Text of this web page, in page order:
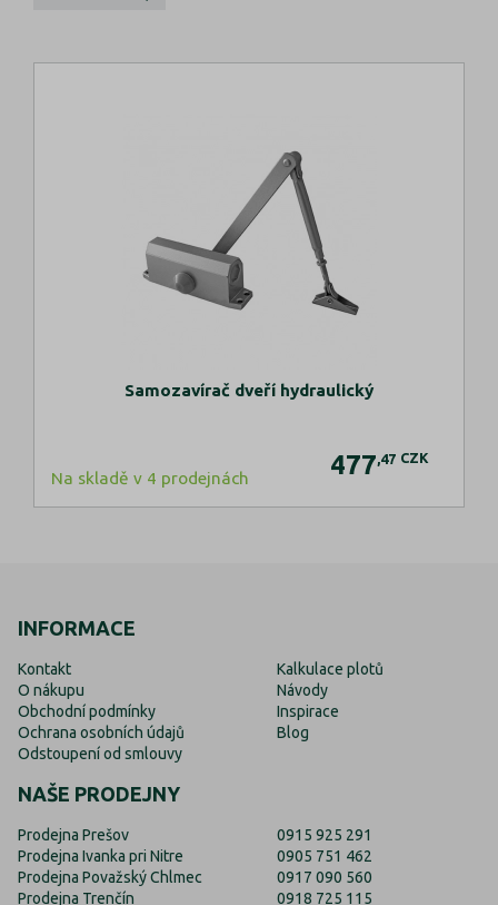
Samozavírač dveří hydraulický
Na skladě v 4 prodejnách 477 ,47 CZK
INFORMACE
Kontakt
O nákupu
Obchodní podmínky
Ochrana osobních údajů
Odstoupení od smlouvy
Kalkulace plotů
Návody
Inspirace
Blog
NAŠE PRODEJNY
Prodejna Prešov
Prodejna Ivanka pri Nitre
Prodejna Považský Chlmec
Prodejna Trenčín
0915 925 291
0905 751 462
0917 090 560
0918 725 115